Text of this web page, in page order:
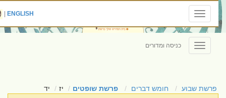
Toggle
navigation
ENGLISH
|
Toggle
navigation
כניסה ומדורים
פרשת שבוע חומש דברים פרשת שופטים יז יד